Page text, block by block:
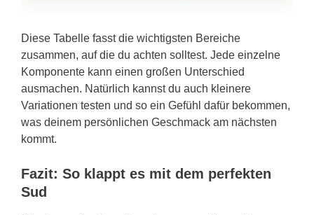
Diese Tabelle fasst die wichtigsten Bereiche
zusammen, auf die du achten solltest. Jede einzelne
Komponente kann einen großen Unterschied
ausmachen. Natürlich kannst du auch kleinere
Variationen testen und so ein Gefühl dafür bekommen,
was deinem persönlichen Geschmack am nächsten
kommt.
Fazit: So klappt es mit dem perfekten
Sud